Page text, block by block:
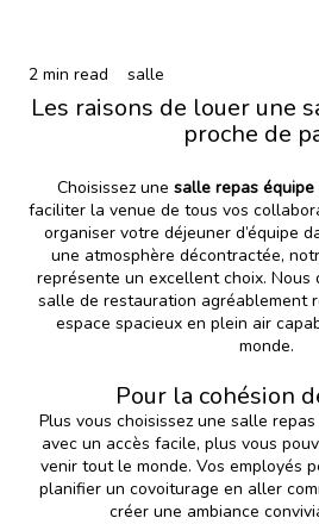
2 min read salle
Les raisons de louer une
proche de
Choisissez une salle repas
faciliter la venue de tous vos
organiser votre déjeuner d’équipe
une atmosphère décontractée,
représente un excellent choix. Nous
salle de restauration agréablement
espace spacieux en plein air
monde.
Pour la cohésion
Plus vous choisissez une salle
avec un accès facile, plus vous
venir tout le monde. Vos employés
planifier un covoiturage en aller
créer une ambiance